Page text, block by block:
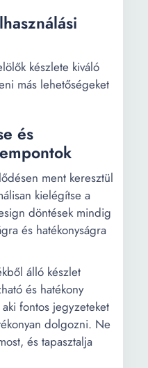
készlete kiváló
más lehetőségeket
és
ment keresztül
kielégítse a
döntések mindig
és hatékonyságra
álló készlet
és hatékony
fontos jegyzeteket
dolgozni. Ne
és tapasztalja